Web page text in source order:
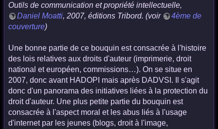
Outils de communication et propriété intellectuelle,
Daniel Moatti, 2007, éditions Tribord. (voir
4ème de
couverture)
Une bonne partie de ce bouquin est consacrée à l'histoire
des lois relatives aux droits d'auteur (imprimerie, droit
national et européen, commissions…). On se situe en
2007, donc avant HADOPI mais après DADVSI. Il s'agit
donc d'un panorama des initiatives liées à la protection du
droit d'auteur. Une plus petite partie du bouquin est
consacrée à l'aspect moral et les abus liés à l'usage
d'internet par les jeunes (blogs, droit à l'image,